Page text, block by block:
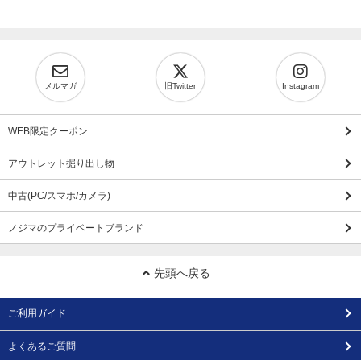
メルマガ 旧Twitter Instagram
WEB限定クーポン
アウトレット掘り出し物
中古(PC/スマホ/カメラ)
ノジマのプライベートブランド
先頭へ戻る
ご利用ガイド
よくあるご質問